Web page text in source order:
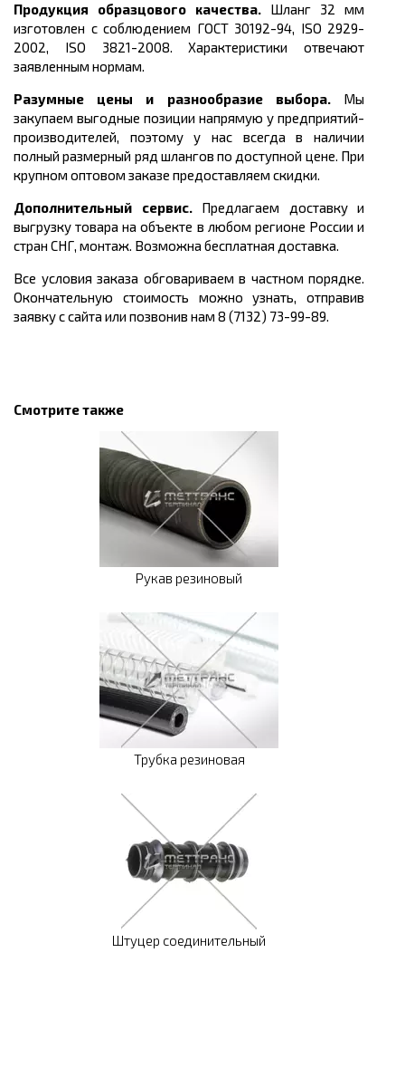
Продукция образцового качества. Шланг 32 мм
изготовлен с соблюдением ГОСТ 30192-94, ISO 2929-
2002, ISO 3821-2008. Характеристики отвечают
заявленным нормам.
Разумные цены и разнообразие выбора.Мы
закупаем выгодные позиции напрямую у предприятий-
производителей, поэтому у нас всегда в наличии
полный размерный ряд шлангов по доступной цене. При
крупном оптовом заказе предоставляем скидки.
Дополнительный сервис.Предлагаем доставку и
выгрузку товара на объекте в любом регионе России и
стран СНГ, монтаж. Возможна бесплатная доставка.
Все условия заказа обговариваем в частном порядке.
Окончательную стоимость можно узнать, отправив
заявку с сайта или позвонив нам 8 (7132) 73-99-89.
Смотрите также
Рукав резиновый
Трубка резиновая
Штуцер соединительный